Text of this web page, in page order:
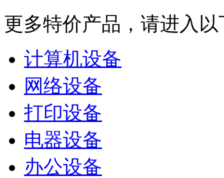
更多特价产品，请进入
计算机设备
网络设备
打印设备
电器设备
办公设备